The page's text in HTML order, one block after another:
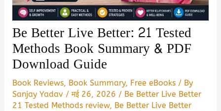
Be Better Live Better: 21 Tested
Methods Book Summary & PDF
Download Guide
Book Reviews, Book Summary, Free eBooks / By
Sanjay Yadav /मई 26, 2026 / Be Better Live Better
21 Tested Methods review, Be Better Live Better